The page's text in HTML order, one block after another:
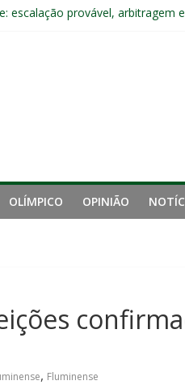
escalação provável, arbitragem
do Sub-20 do Fluminense em
no ligamento cruzado do
OLÍMPICO OPINIÃO
, Fluminense